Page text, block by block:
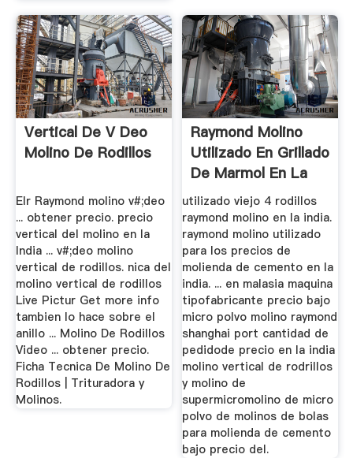
Vertical De V Deo
Molino De Rodillos
Elr Raymond molino v#;deo
... obtener precio. precio
vertical del molino en la
India ... v#;deo molino
vertical de rodillos. nica del
molino vertical de rodillos
Live Pictur Get more info
tambien lo hace sobre el
anillo ... Molino De Rodillos
Video ... obtener precio.
Ficha Tecnica De Molino De
Rodillos | Trituradora y
Molinos.
Raymond Molino
Utilizado En Grillado
De Marmol En La
India
utilizado viejo 4 rodillos
raymond molino en la india.
raymond molino utilizado
para los precios de
molienda de cemento en la
india. ... en malasia maquina
tipofabricante precio bajo
micro polvo molino raymond
shanghai port cantidad de
pedidode precio en la india
molino vertical de rodrillos
y molino de
supermicromolino de micro
polvo de molinos de bolas
para molienda de cemento
bajo precio del.